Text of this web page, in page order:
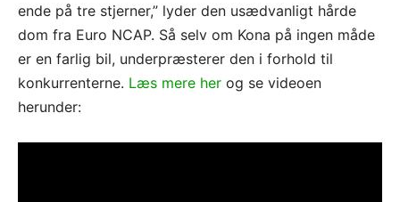
ende på tre stjerner,” lyder den usædvanligt hårde
dom fra Euro NCAP. Så selv om Kona på ingen måde
er en farlig bil, underpræsterer den i forhold til
konkurrenterne. Læs mere her og se videoen
herunder: